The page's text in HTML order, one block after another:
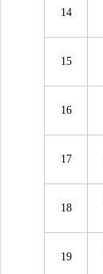
14
15
16
17
18
19